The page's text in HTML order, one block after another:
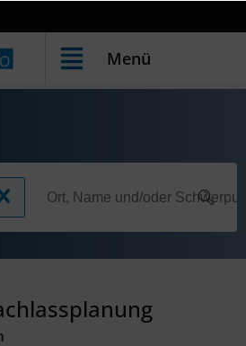
Menü